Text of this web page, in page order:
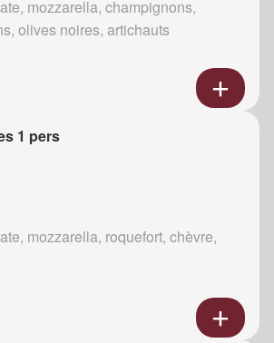
mozzarella, champignons,
olives noires, artichauts
1 pers
mozzarella, roquefort, chèvre,